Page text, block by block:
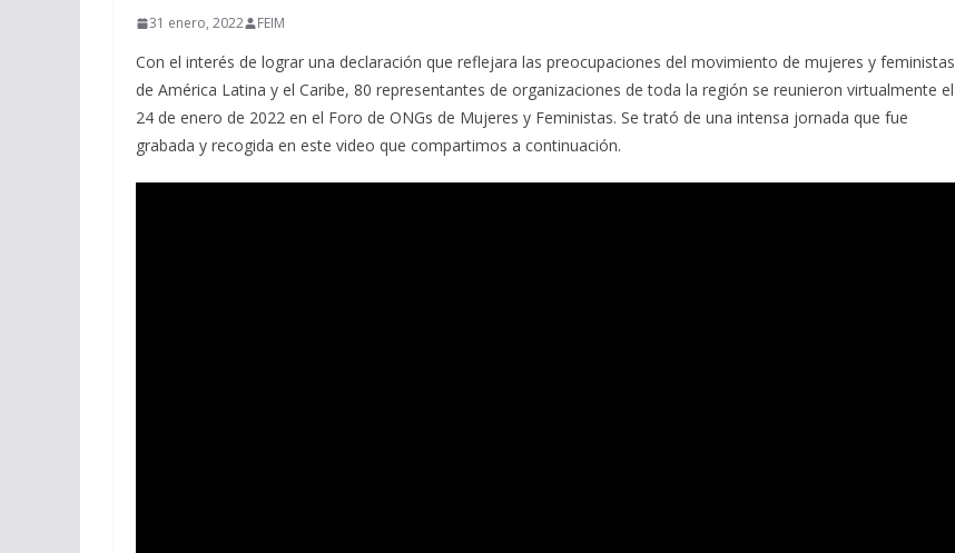
31 enero, 2022 FEIM
Con el interés de lograr una declaración que reflejara las preocupaciones del movimiento de mujeres y feministas
de América Latina y el Caribe, 80 representantes de organizaciones de toda la región se reunieron virtualmente el
24 de enero de 2022 en el Foro de ONGs de Mujeres y Feministas. Se trató de una intensa jornada que fue
grabada y recogida en este video que compartimos a continuación.